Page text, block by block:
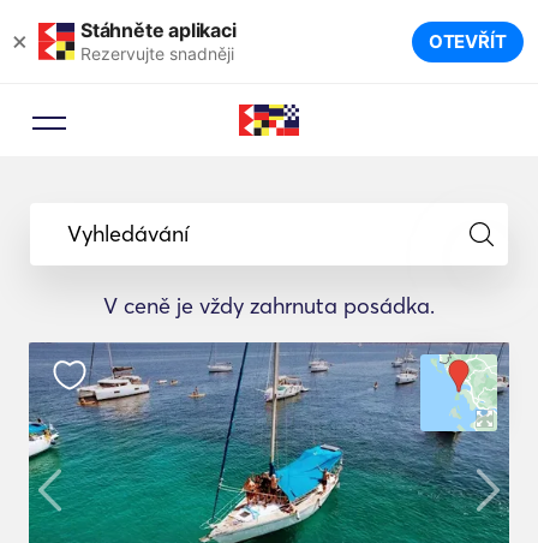
× Stáhněte aplikaci
Rezervujte snadněji OTEVŘÍT
Vyhledávání
V ceně je vždy zahrnuta posádka.